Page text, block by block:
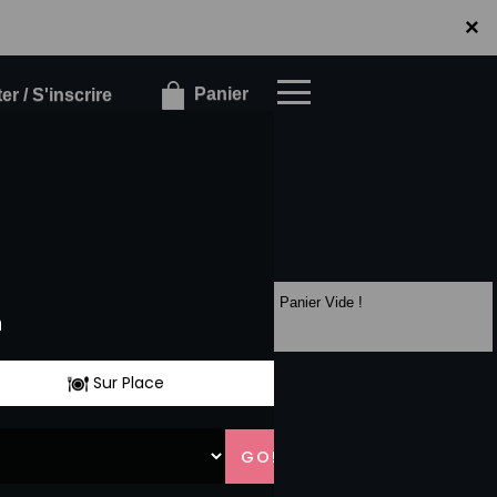
×
/ S'inscrire Panier
×
Panier Vide !